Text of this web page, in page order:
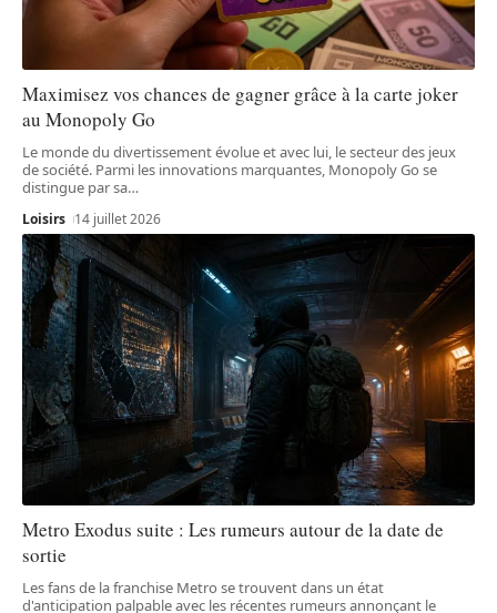
Maximisez vos chances de gagner grâce à la carte joker
au Monopoly Go
Le monde du divertissement évolue et avec lui, le secteur des jeux
de société. Parmi les innovations marquantes, Monopoly Go se
distingue par sa…
Loisirs 14 juillet 2026
Metro Exodus suite : Les rumeurs autour de la date de
sortie
Les fans de la franchise Metro se trouvent dans un état
d'anticipation palpable avec les récentes rumeurs annonçant le